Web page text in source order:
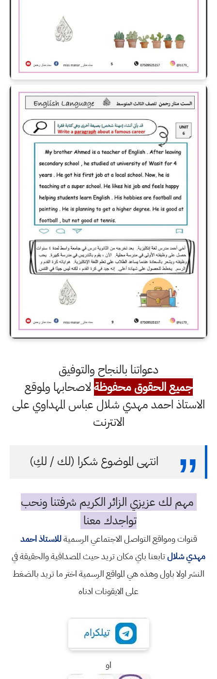
دعواتنا بالنجاح والتوفيق
جميع الحقوق محفوظةلاصحابها ولموقع
الاستاذ احمد مهدي شلال عباس المهداوي على
الانترنت
انتهى الموضوع شكرا (لك / لكِ)
مهم لك عزيزي الزائر الكريم شرفتنا ونحب
تواجدك معنا
قنوات ومواقع التواصل الاجتماعي الرسميةللاستاذ احمد
مهدي شلالتابعنا باي مكان تريد حيث المصداقية والحقيقة في
النشر اولا باول وهذه هي المواقع الرسمية اختر ما تريد بالضغط
على الايقونات ادناه
او